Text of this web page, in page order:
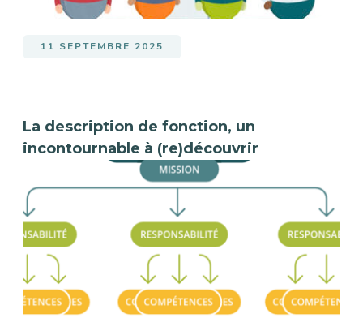
11 SEPTEMBRE 2025
La description de fonction, un
incontournable à (re)découvrir